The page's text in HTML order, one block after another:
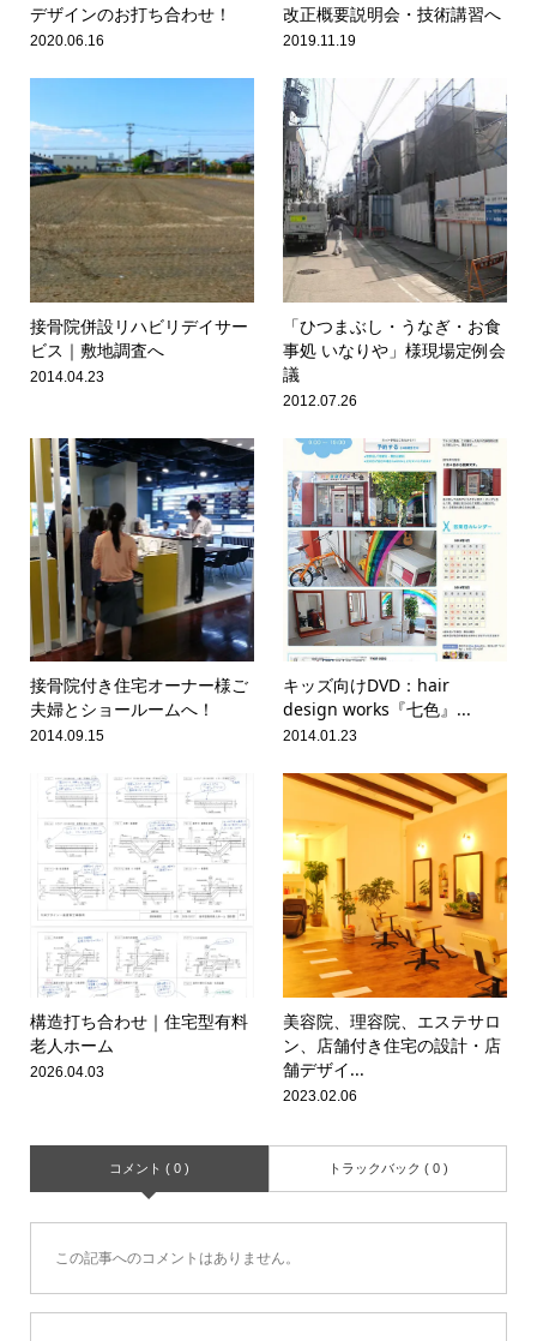
デザインのお打ち合わせ！
2020.06.16
改正概要説明会・技術講習へ
2019.11.19
接骨院併設リハビリデイサー
ビス｜敷地調査へ
2014.04.23
「ひつまぶし・うなぎ・お食
事処 いなりや」様現場定例会
議
2012.07.26
接骨院付き住宅オーナー様ご
夫婦とショールームへ！
2014.09.15
キッズ向けDVD：hair
design works『七色』...
2014.01.23
構造打ち合わせ｜住宅型有料
老人ホーム
2026.04.03
美容院、理容院、エステサロ
ン、店舗付き住宅の設計・店
舗デザイ...
2023.02.06
コメント ( 0 ) トラックバック ( 0 )
この記事へのコメントはありません。